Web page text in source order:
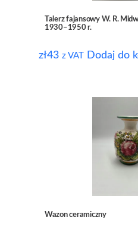
Talerz fajansowy W. R.
1930–1950 r.
zł43 z VAT Dodaj do
Wazon ceramiczny